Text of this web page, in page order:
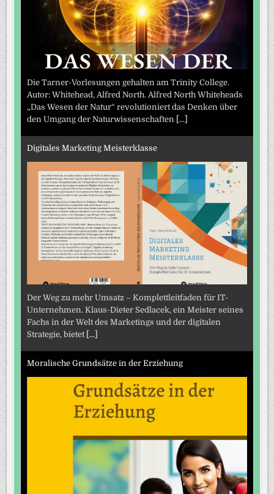
Die Tarner-Vorlesungen gehalten am Trinity College.
Autor: Whitehead, Alfred North. Alfred North Whiteheads
„Das Wesen der Natur“ revolutioniert das Denken über
den Umgang der Naturwissenschaften [...]
Digitales Marketing Meisterklasse
Der Weg zu mehr Umsatz – Komplettleitfaden für IT-
Unternehmen. Klaus-Dieter Sedlacek, ein Meister seines
Fachs in der Welt des Marketings und der digitalen
Strategie, bietet [...]
Moralische Grundsätze in der Erziehung